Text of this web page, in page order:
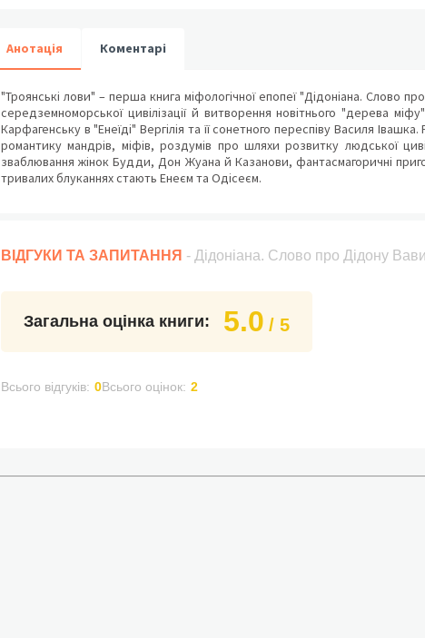
Анотація Коментарі
"Троянські лови" – перша книга міфологічної епопеї "Дідоніана. Слово
середземноморської цивілізації й витворення новітнього "дерева
Карфагенську в "Енеїді" Вергілія та її сонетного переспіву Василя
романтику мандрів, міфів, роздумів про шляхи розвитку людської
зваблювання жінок Будди, Дон Жуана й Казанови, фантасмагоричні
тривалих блуканнях стають Енеєм та Одісеєм.
ВІДГУКИ ТА ЗАПИТАННЯ - Дідоніана. Слово про Дідону
Загальна оцінка книги: 5.0 / 5
Всього відгуків: 0Всього оцінок: 2